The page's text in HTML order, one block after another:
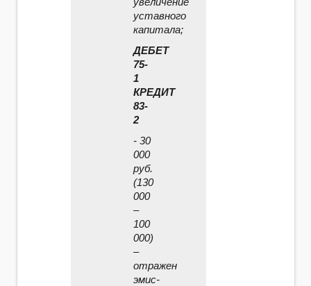
уставного
капитала;
ДЕБЕТ
75-
1
КРЕДИТ
83-
2
- 30
000
руб.
(130
000
–
100
000)
–
отражен
эмис­